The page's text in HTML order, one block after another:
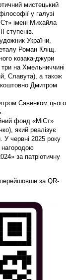
мистецький
у галузі
імені Михайла
ступенів.
України,
Роман Кліщ.
козака-джури
на Хмельниччині
Славута), а також
Дмитром
Савенком цього
фонд «МіСт»
який реалізує
У червні 2025 року
нагородою
за патріотичну
за QR-